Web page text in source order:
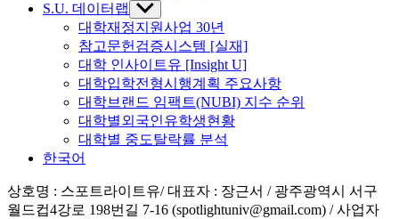
S.U. 데이터랩
Show
sub
menu
대학재정지원사업 30년
참고문헌검증시스템 [실재]
대학 인사이트유 [Insight U]
대학입학전형시행계획 주요사항
대학브랜드 임팩트(NUBI) 지수 순위
대학별외국인유학생현황
대학별 중도탈락률 분석
한국어
상호명 : 스포트라이트유/ 대표자 : 장근서 / 광주광역시 서구
월드컵4강로 198번길 7-16 (spotlightuniv@gmail.com) / 사업자